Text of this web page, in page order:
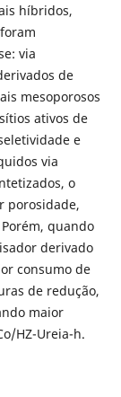
híbridos,
via
de
mesoporosos
ativos de
e
via
o
porosidade,
quando
derivado
consumo de
de redução,
maior
HZ-Ureia-h.